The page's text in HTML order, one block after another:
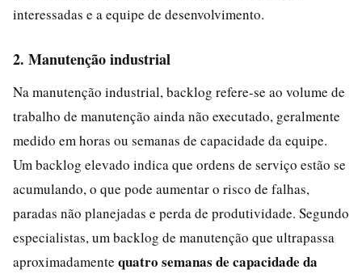
interessadas e a equipe de desenvolvimento.
2. Manutenção industrial
Na manutenção industrial, backlog refere-se ao volume de
trabalho de manutenção ainda não executado, geralmente
medido em horas ou semanas de capacidade da equipe.
Um backlog elevado indica que ordens de serviço estão se
acumulando, o que pode aumentar o risco de falhas,
paradas não planejadas e perda de produtividade. Segundo
especialistas, um backlog de manutenção que ultrapassa
aproximadamente quatro semanas de capacidade da